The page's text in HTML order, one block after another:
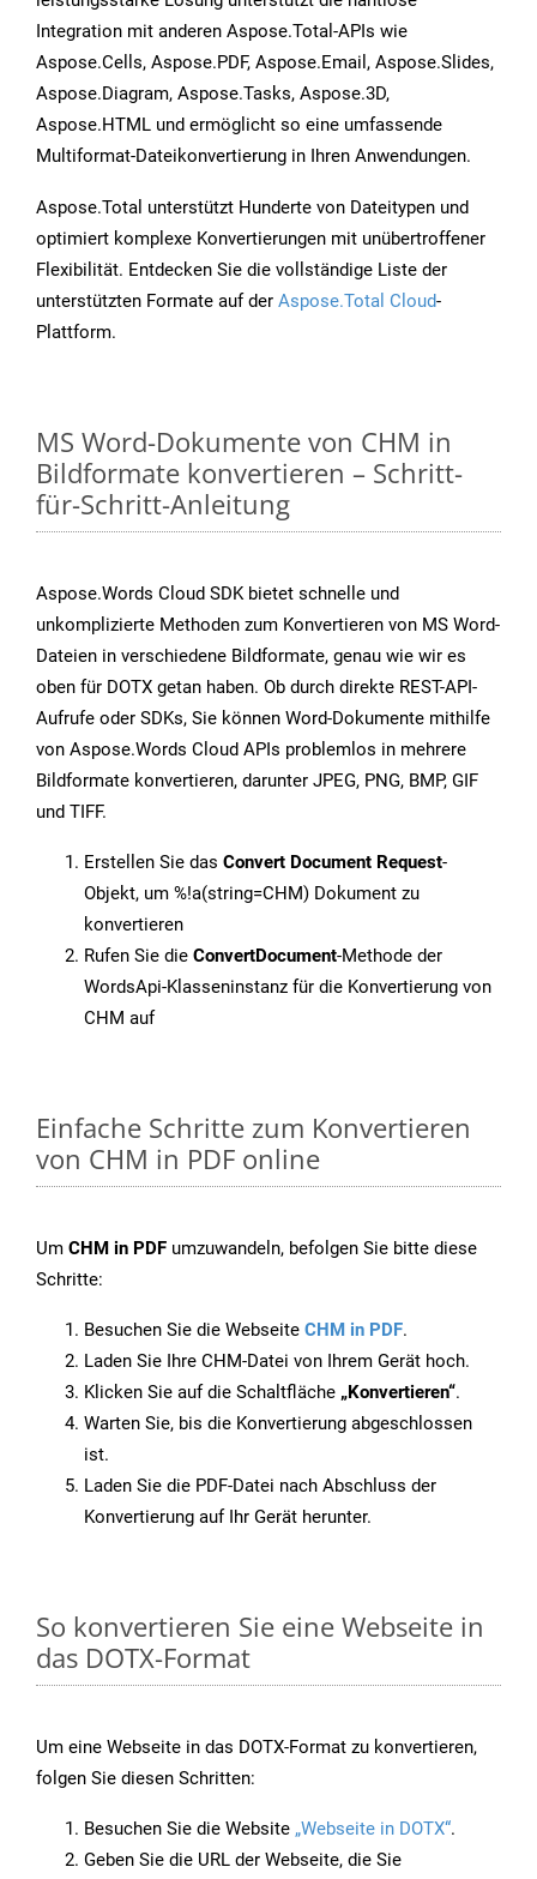
Integration mit anderen Aspose.Total-APIs wie
Aspose.Cells, Aspose.PDF, Aspose.Email, Aspose.Slides,
Aspose.Diagram, Aspose.Tasks, Aspose.3D,
Aspose.HTML und ermöglicht so eine umfassende
Multiformat-Dateikonvertierung in Ihren Anwendungen.
Aspose.Total unterstützt Hunderte von Dateitypen und
optimiert komplexe Konvertierungen mit unübertroffener
Flexibilität. Entdecken Sie die vollständige Liste der
unterstützten Formate auf der Aspose.Total Cloud-
Plattform.
MS Word-Dokumente von CHM in
Bildformate konvertieren – Schritt-
für-Schritt-Anleitung
Aspose.Words Cloud SDK bietet schnelle und
unkomplizierte Methoden zum Konvertieren von MS Word-
Dateien in verschiedene Bildformate, genau wie wir es
oben für DOTX getan haben. Ob durch direkte REST-API-
Aufrufe oder SDKs, Sie können Word-Dokumente mithilfe
von Aspose.Words Cloud APIs problemlos in mehrere
Bildformate konvertieren, darunter JPEG, PNG, BMP, GIF
und TIFF.
Erstellen Sie das Convert Document Request-
Objekt, um %!a(string=CHM) Dokument zu
konvertieren
Rufen Sie die ConvertDocument-Methode der
WordsApi-Klasseninstanz für die Konvertierung von
CHM auf
Einfache Schritte zum Konvertieren
von CHM in PDF online
Um CHM in PDF umzuwandeln, befolgen Sie bitte diese
Schritte:
Besuchen Sie die Webseite CHM in PDF.
Laden Sie Ihre CHM-Datei von Ihrem Gerät hoch.
Klicken Sie auf die Schaltfläche „Konvertieren“.
Warten Sie, bis die Konvertierung abgeschlossen
ist.
Laden Sie die PDF-Datei nach Abschluss der
Konvertierung auf Ihr Gerät herunter.
So konvertieren Sie eine Webseite in
das DOTX-Format
Um eine Webseite in das DOTX-Format zu konvertieren,
folgen Sie diesen Schritten:
Besuchen Sie die Website „Webseite in DOTX“.
Geben Sie die URL der Webseite, die Sie